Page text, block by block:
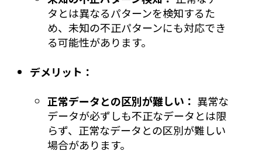
タとは異なるパターンを検知するた
め、未知の不正パターンにも対応でき
る可能性があります。
デメリット：
正常データとの区別が難しい： 異常な
データが必ずしも不正なデータとは限
らず、正常なデータとの区別が難しい
場合があります。